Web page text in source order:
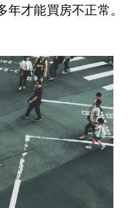
才能買房不正常。